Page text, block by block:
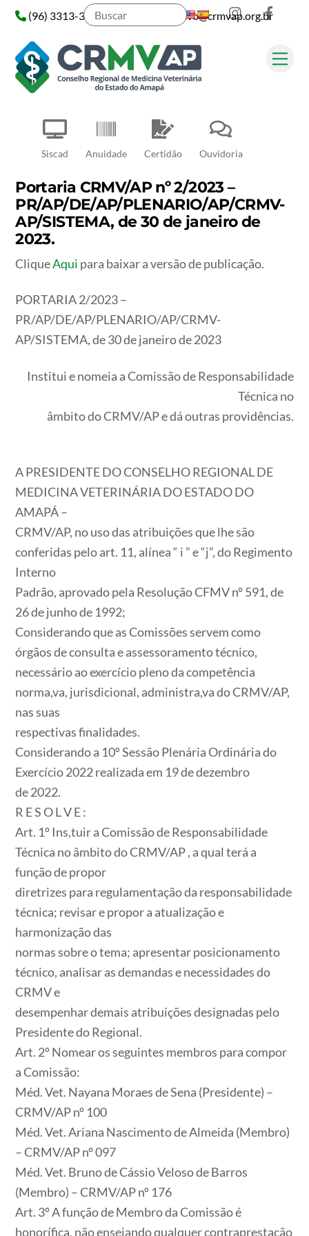
Skip
content
Siscad Anuidade Certidão Ouvidoria
Instagram
(96) 3313-3313
administrativo@crmvap.org.br
Pesquisar
Portaria CRMV/AP nº 2/2023 –
PR/AP/DE/AP/PLENARIO/AP/CRMV-
AP/SISTEMA, de 30 de janeiro de
2023.
CliqueAqui para baixar a versão de publicação.
PORTARIA 2/2023 –
PR/AP/DE/AP/PLENARIO/AP/CRMV-
AP/SISTEMA, de 30 de janeiro de 2023
Institui e nomeia a Comissão de Responsabilidade
Técnica no
âmbito do CRMV/AP e dá outras providências.
A PRESIDENTE DO CONSELHO REGIONAL DE
MEDICINA VETERINÁRIA DO ESTADO DO
AMAPÁ –
CRMV/AP, no uso das atribuições que lhe são
conferidas pelo art. 11, alínea “ i ” e “j”, do Regimento
Interno
Padrão, aprovado pela Resolução CFMV nº 591, de
26 de junho de 1992;
Considerando que as Comissões servem como
órgãos de consulta e assessoramento técnico,
necessário ao exercício pleno da competência
norma,va, jurisdicional, administra,va do CRMV/AP,
nas suas
respectivas finalidades.
Considerando a 10º Sessão Plenária Ordinária do
Exercício 2022 realizada em 19 de dezembro
de 2022.
R E S O L V E :
Art. 1º Ins,tuir a Comissão de Responsabilidade
Técnica no âmbito do CRMV/AP , a qual terá a
função de propor
diretrizes para regulamentação da responsabilidade
técnica; revisar e propor a atualização e
harmonização das
normas sobre o tema; apresentar posicionamento
técnico, analisar as demandas e necessidades do
CRMV e
desempenhar demais atribuições designadas pelo
Presidente do Regional.
Art. 2º Nomear os seguintes membros para compor
a Comissão:
Méd. Vet. Nayana Moraes de Sena (Presidente) –
CRMV/AP nº 100
Méd. Vet. Ariana Nascimento de Almeida (Membro)
– CRMV/AP nº 097
Méd. Vet. Bruno de Cássio Veloso de Barros
(Membro) – CRMV/AP nº 176
Art. 3º A função de Membro da Comissão é
honorífica, não ensejando qualquer contraprestação